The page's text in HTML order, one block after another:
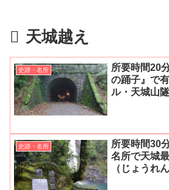
天城越え
史跡・名所
所要時間20
の踊子』で
ル・天城山
史跡・名所
所要時間30
名所で天城
（じょうれ